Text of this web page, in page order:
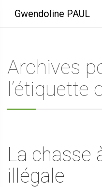
Gwendoline PAUL
Archives
l’étiquette
La chasse
illégale